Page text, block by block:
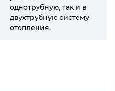
однотрубную, так и в
двухтрубную систему
отопления.